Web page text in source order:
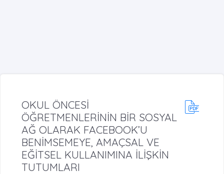
OKUL ÖNCESİ
ÖĞRETMENLERİNİN BİR SOSYAL
AĞ OLARAK FACEBOOK’U
BENİMSEMEYE, AMAÇSAL VE
EĞİTSEL KULLANIMINA İLİŞKİN
TUTUMLARI